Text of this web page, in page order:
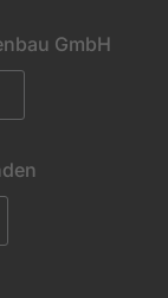
GmbH